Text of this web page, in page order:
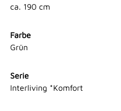
ca. 190 cm
Farbe
Grün
Serie
Interliving *Komfort